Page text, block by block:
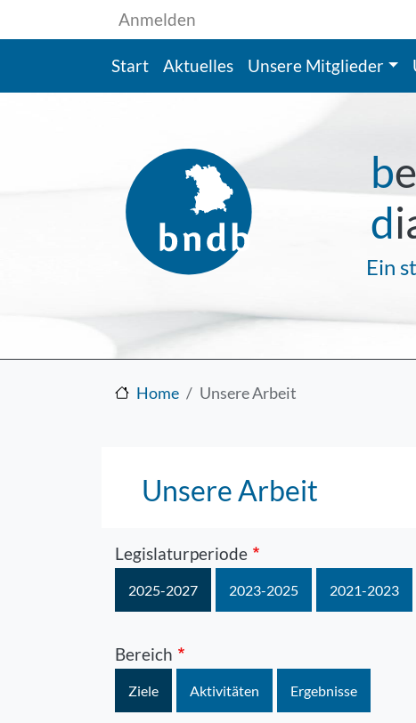
Direkt zum InhaltBenutzermenü
Anmelden
Hauptnavigation
Start Aktuelles Unsere Mitglieder
b
d
Ein
Home Unsere Arbeit
Unsere Arbeit
Legislaturperiode
2025-2027 2023-2025 2021-2023
Bereich
Ziele Aktivitäten Ergebnisse